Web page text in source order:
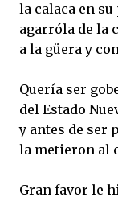
la calaca en
agarróla de la
a la güera y
Quería ser
del Estado
y antes de ser
la metieron al
Gran favor le